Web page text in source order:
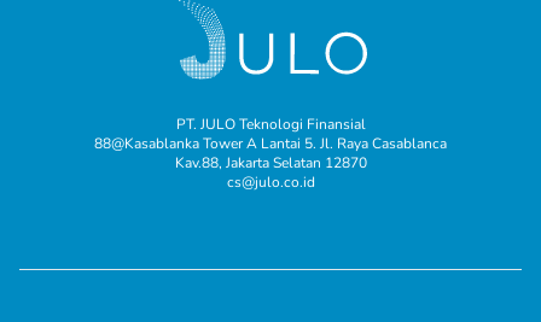
PT. JULO Teknologi Finansial
88@Kasablanka Tower A Lantai 5. Jl. Raya Casablanca
Kav.88, Jakarta Selatan 12870
cs@julo.co.id